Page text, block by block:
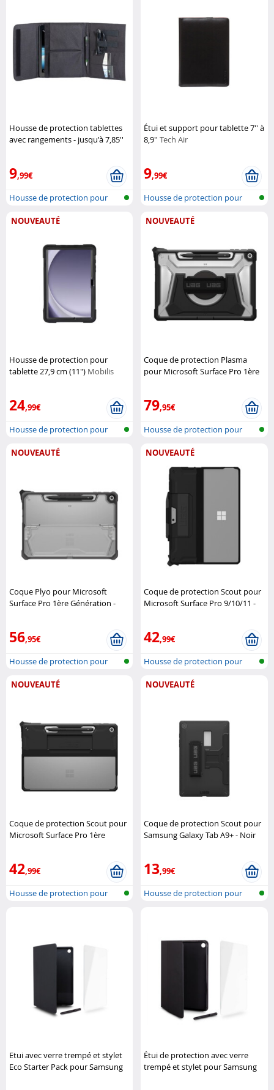
Housse de protection tablettes
avec rangements - jusqu'à 7,85''
9,99€
Housse de protection pour
Étui et support pour tablette 7'' à
8,9''Tech Air
9,99€
Housse de protection pour
NOUVEAUTÉ
Housse de protection pour
tablette 27,9 cm (11") Mobilis
24,99€
Housse de protection pour
NOUVEAUTÉ
Coque de protection Plasma
pour Microsoft Surface Pro 1ère
79,95€
Housse de protection pour
NOUVEAUTÉ
Coque Plyo pour Microsoft
Surface Pro 1ère Génération -
56,95€
Housse de protection pour
NOUVEAUTÉ
Coque de protection Scout pour
Microsoft Surface Pro 9/10/11 -
42,99€
Housse de protection pour
NOUVEAUTÉ
Coque de protection Scout pour
Microsoft Surface Pro 1ère
42,99€
Housse de protection pour
NOUVEAUTÉ
Coque de protection Scout pour
Samsung Galaxy Tab A9+ - Noir
13,99€
Housse de protection pour
Etui avec verre trempé et stylet
Eco Starter Pack pour Samsung
Étui de protection avec verre
trempé et stylet pour Samsung